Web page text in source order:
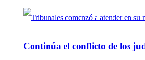
Continúa el conflicto de los